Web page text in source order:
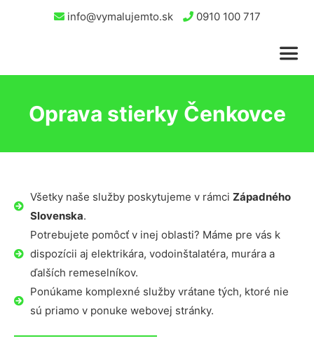
info@vymalujemto.sk 0910 100 717
Oprava stierky Čenkovce
Všetky naše služby poskytujeme v rámci Západného
Slovenska.
Potrebujete pomôcť v inej oblasti? Máme pre vás k
dispozícii aj elektrikára, vodoinštalatéra, murára a
ďalších remeselníkov.
Ponúkame komplexné služby vrátane tých, ktoré nie
sú priamo v ponuke webovej stránky.